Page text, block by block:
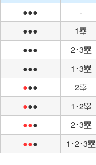
●●● -
●●●
1塁
●●●
2･3塁
●●●
1･3塁
●●● 2塁
●●● 1･2塁
●●● 2･3塁
●●● 1･2･3塁